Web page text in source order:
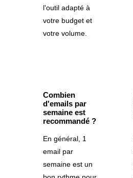
l'outil adapté à
votre budget et
votre volume.
Combien
d'emails par
semaine est
recommandé ?
En général, 1
email par
semaine est un